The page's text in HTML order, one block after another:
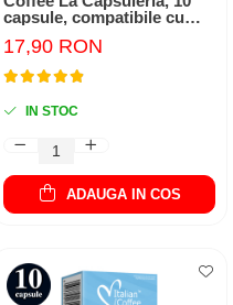
capsule, compatibile cu
17,90 RON
IN STOC
ADAUGA IN COS